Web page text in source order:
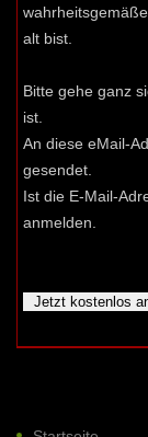
alt bist.
Bitte gehe ganz
ist.
An diese eMail-
gesendet.
Ist die E-Mail-
anmelden.